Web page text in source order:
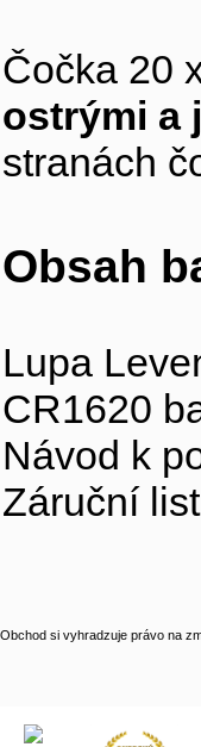
Čočka 20
ostrými a
stranách
Obsah
Lupa
CR1620
Návod k
Záruční list
Obchod si vyhradzuje právo na